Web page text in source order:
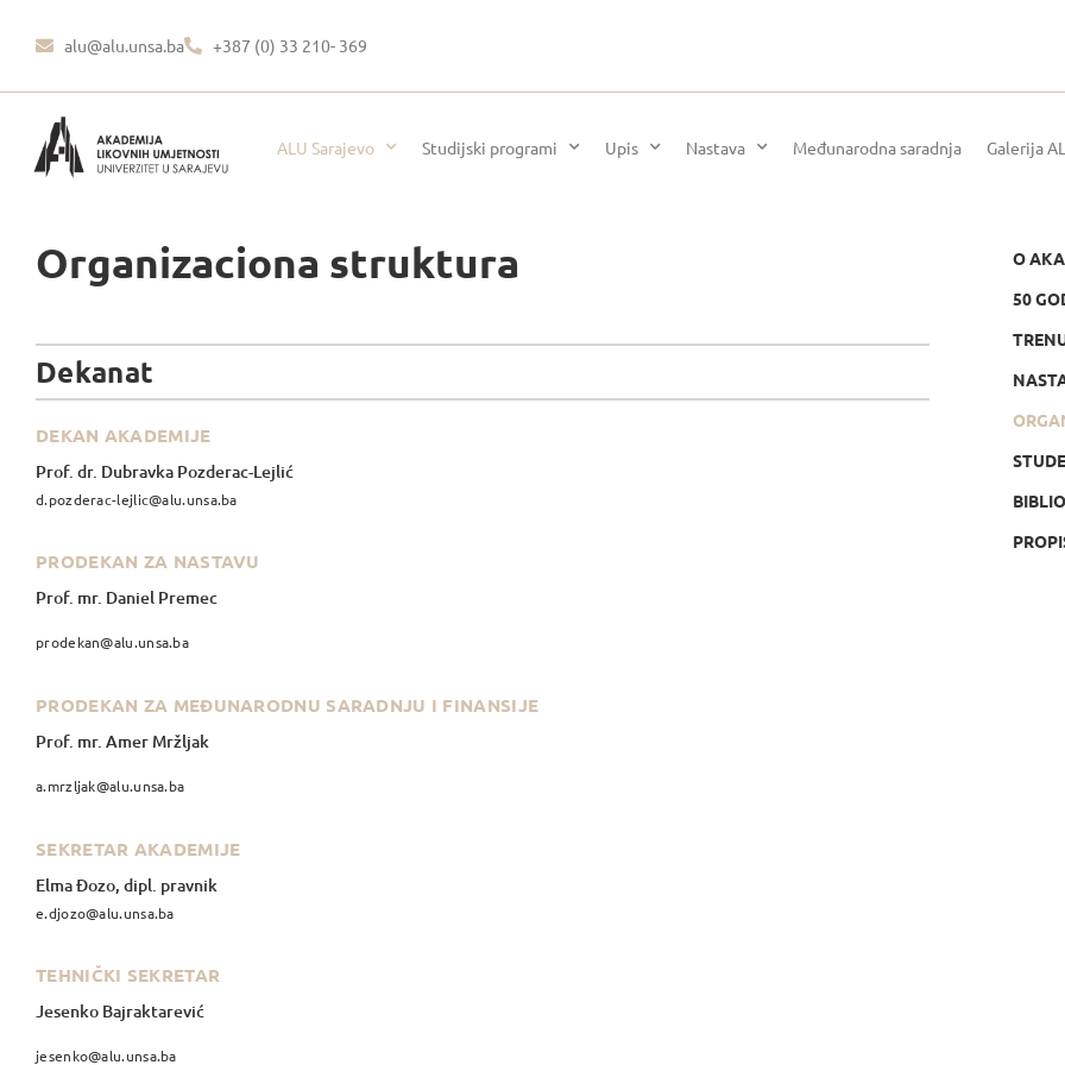
alu@alu.unsa.ba +387 (0) 33 210- 369
ALU Sarajevo Studijski programi Upis Nastava Međunarodna saradnja Galerija
Organizaciona struktura
Dekanat
DEKAN AKADEMIJE
Prof. dr. Dubravka Pozderac-Lejlić
d.pozderac-lejlic@alu.unsa.ba
PRODEKAN ZA NASTAVU
Prof. mr. Daniel Premec
prodekan@alu.unsa.ba
PRODEKAN ZA MEĐUNARODNU SARADNJU I FINANSIJE
Prof. mr. Amer Mržljak
a.mrzljak@alu.unsa.ba
SEKRETAR AKADEMIJE
Elma Đozo, dipl. pravnik
e.djozo@alu.unsa.ba
TEHNIČKI SEKRETAR
Jesenko Bajraktarević
jesenko@alu.unsa.ba
O
50